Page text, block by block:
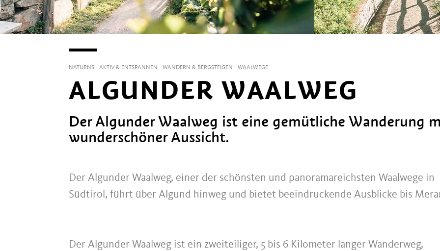
NATURNS AKTIV & ENTSPANNEN WANDERN & BERGSTEIGEN WAALWEGE
ALGUNDER WAALWEG
Der Algunder Waalweg ist eine gemütliche Wanderung
wunderschöner Aussicht.
Der Algunder Waalweg, einer der schönsten und panoramareichsten Waalwege in
Südtirol, führt über Algund hinweg und bietet beeindruckende Ausblicke bis
Der Algunder Waalweg ist ein zweiteiliger, 5 bis 6 Kilometer langer Wanderweg,